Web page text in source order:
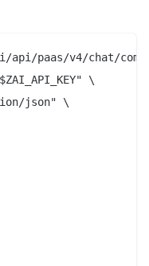
paas/v4/chat/
\
json" \